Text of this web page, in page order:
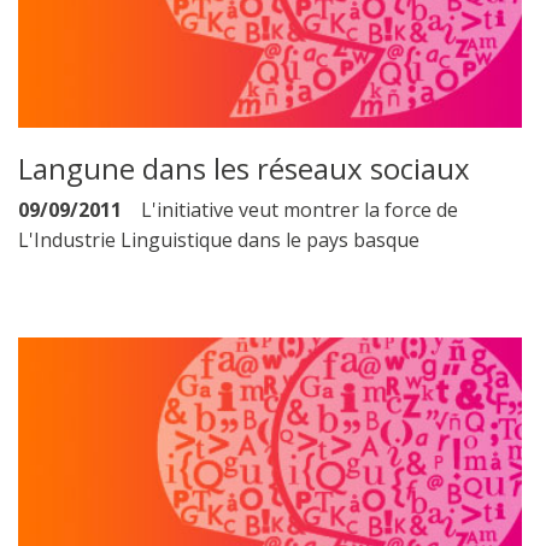
Langune dans les réseaux sociaux
09/09/2011
L'initiative veut montrer la force de
L'Industrie Linguistique dans le pays basque